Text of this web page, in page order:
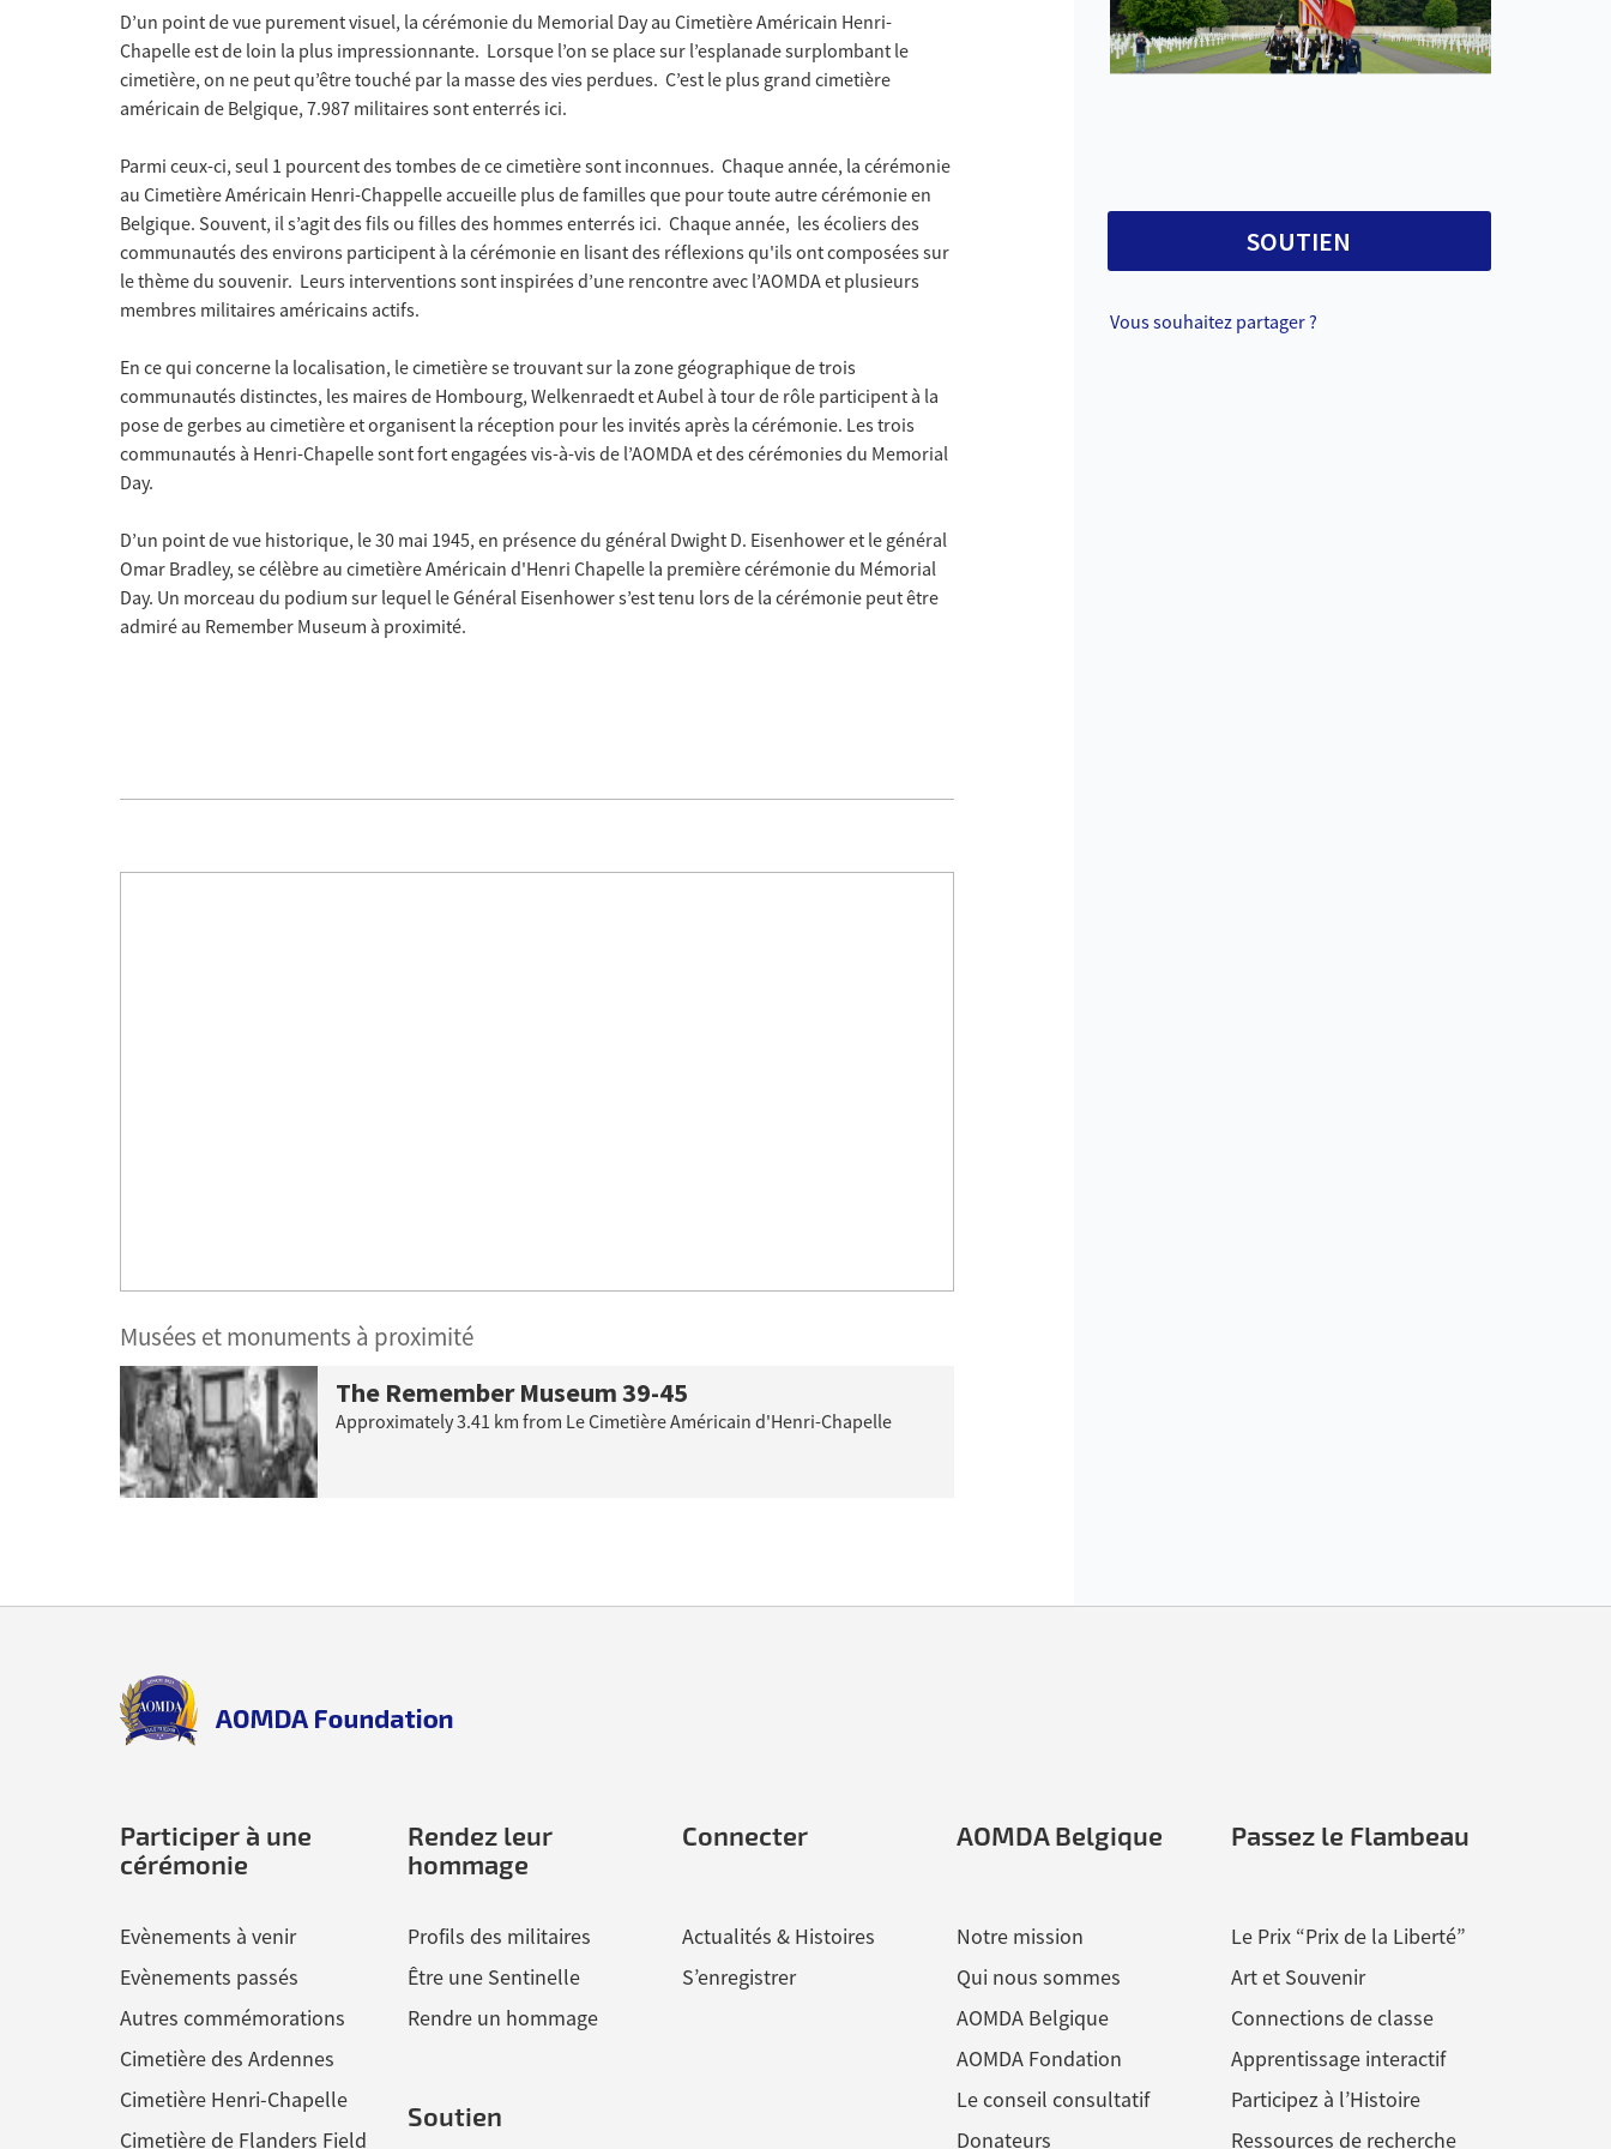
D’un point de vue purement visuel, la cérémonie du Memorial Day au Cimetière Américain Henri-
Chapelle est de loin la plus impressionnante. Lorsque l’on se place sur l’esplanade surplombant le
cimetière, on ne peut qu’être touché par la masse des vies perdues. C’est le plus grand cimetière
américain de Belgique, 7.987 militaires sont enterrés ici.
Parmi ceux-ci, seul 1 pourcent des tombes de ce cimetière sont inconnues. Chaque année, la cérémonie
au Cimetière Américain Henri-Chappelle accueille plus de familles que pour toute autre cérémonie en
Belgique. Souvent, il s’agit des fils ou filles des hommes enterrés ici. Chaque année, les écoliers des
communautés des environs participent à la cérémonie en lisant des réflexions qu'ils ont composées sur
le thème du souvenir. Leurs interventions sont inspirées d’une rencontre avec l’AOMDA et plusieurs
membres militaires américains actifs.
En ce qui concerne la localisation, le cimetière se trouvant sur la zone géographique de trois
communautés distinctes, les maires de Hombourg, Welkenraedt et Aubel à tour de rôle participent à la
pose de gerbes au cimetière et organisent la réception pour les invités après la cérémonie. Les trois
communautés à Henri-Chapelle sont fort engagées vis-à-vis de l’AOMDA et des cérémonies du Memorial
Day.
D’un point de vue historique, le 30 mai 1945, en présence du général Dwight D. Eisenhower et le général
Omar Bradley, se célèbre au cimetière Américain d'Henri Chapelle la première cérémonie du Mémorial
Day. Un morceau du podium sur lequel le Général Eisenhower s’est tenu lors de la cérémonie peut être
admiré au Remember Museum à proximité.
Musées et monuments à proximité
The Remember Museum 39-45
Approximately3.41 km from Le Cimetière Américain d'Henri-Chapelle
SOUTIEN
Vous souhaitez partager ?
aomda_logo.png
Participer à une
cérémonie
Evènements à venir
Evènements passés
Autres commémorations
Cimetière des Ardennes
Cimetière Henri-Chapelle
Cimetière de Flanders Field
Rendez leur
hommage
Profils des militaires
Être une Sentinelle
Rendre un hommage
Soutien
Connecter
Actualités & Histoires
S’enregistrer
AOMDA Belgique
Notre mission
Qui nous sommes
AOMDA Belgique
AOMDA Fondation
Le conseil consultatif
Donateurs
Passez le Flambeau
Le Prix “Prix de la Liberté”
Art et Souvenir
Connections de classe
Apprentissage interactif
Participez à l’Histoire
Ressources de recherche